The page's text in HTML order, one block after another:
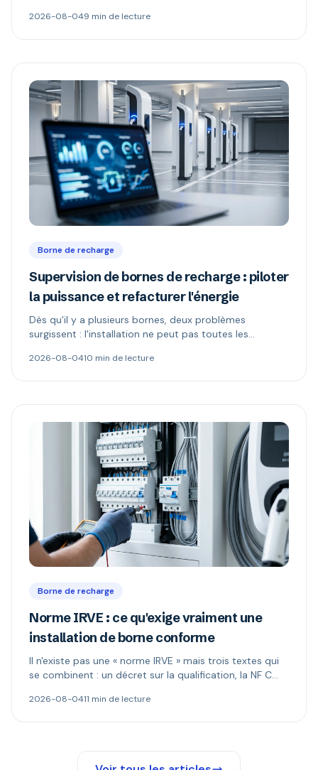
versions 1.6 et 2.0.1, et comment repérer une borne «
2026-08-049 min de lecture
Borne de recharge
Supervision de bornes de recharge : piloter
la puissance et refacturer l'énergie
Dès qu'il y a plusieurs bornes, deux problèmes
surgissent : l'installation ne peut pas toutes les
paie. Délestage dynamique, comptage MID et schémas
2026-08-0410 min de lecture
Borne de recharge
Norme IRVE : ce qu'exige vraiment une
installation de borne conforme
Il n'existe pas une « norme IRVE » mais trois textes qui
se combinent : un décret sur la qualification, la NF C
borne. Ce qui est réellement obligatoire, et quand le
2026-08-0411 min de lecture